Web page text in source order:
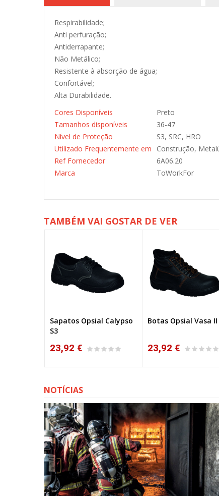
Respirabilidade;
Anti perfuração;
Antiderrapante;
Não Metálico;
Resistente à absorção de água;
Confortável;
Alta Durabilidade.
Cores Disponíveis
Preto
Tamanhos disponíveis
36-47
Nível de Proteção
S3, SRC, HRO
Utilizado Frequentemente em
Construção,
Ref Fornecedor
6A06.20
Marca
ToWorkFor
TAMBÉM VAI GOSTAR DE VER
Sapatos Opsial Calypso
S3
23,92 €
Botas Opsial Vasa II
23,92 €
NOTÍCIAS